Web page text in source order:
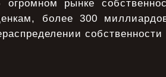
огромном рынке
более 300